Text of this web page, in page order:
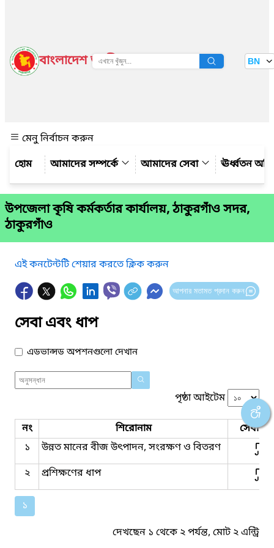
বাংলাদেশ জাতীয় তথ্য বাতায়ন BN
মেনু নির্বাচন করুন
আমাদের সম্পর্কে
আমাদের সেবা ঊর্ধ্বতন
উপজেলা কৃষি কর্মকর্তার কার্যালয়, ঠাকুরগাঁও সদর,
ঠাকুরগাঁও
এই কনটেন্টটি শেয়ার করতে ক্লিক করুন
আপনার মতামত প্রদান করুন
সেবা এবং ধাপ
এডভান্সড অপশনগুলো দেখান
পৃষ্ঠা আইটেম
নং শিরোনাম
সেবার
১
উন্নত মানের বীজ উৎপাদন, সংরক্ষণ ও বিতরণ
২
প্রশিক্ষণের ধাপ
১
দেখছেন ১ থেকে ২ পর্যন্ত, মোট ২ এন্ট্রি